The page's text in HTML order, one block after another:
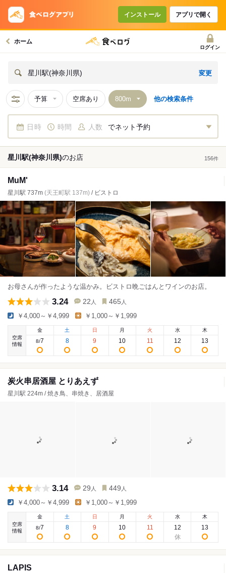
インストール アプリで開く
ホーム
ログイン
星川駅(神奈川県) 変更
予算 空席あり 他の検索条件
日時 時間 人数 でネット予約
星川駅(神奈川県)のお店 156件
MuM'
星川駅 737m (天王町駅 137m) / ビストロ
お母さんが作ったような温かみ。ビストロ晩ごはんとワインのお店。
3.24 22 人 465 人
￥4,000～￥4,999 ￥1,000～￥1,999
空席
情報
金
8/7
土
8
日
9
月
10
火
11
水
12
木
13
炭火串居酒屋 とりあえず
星川駅 224m / 焼き鳥、串焼き、居酒屋
3.14 29 人 449 人
￥4,000～￥4,999 ￥1,000～￥1,999
空席
情報
金
8/7
土
8
日
9
月
10
火
11
水
12
木
13
LAPIS